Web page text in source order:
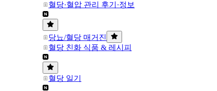
혈당·혈압 관리 후기·정보
당뇨/혈당 매거진
혈당 친화 식품 & 레시피
혈당 일기